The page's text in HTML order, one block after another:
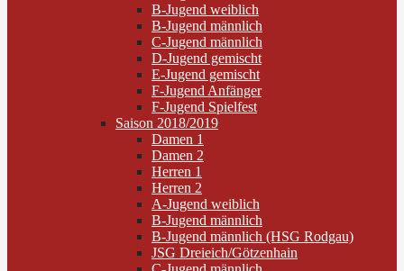
B-Jugend weiblich
B-Jugend männlich
C-Jugend männlich
D-Jugend gemischt
E-Jugend gemischt
F-Jugend Anfänger
F-Jugend Spielfest
Saison 2018/2019
Damen 1
Damen 2
Herren 1
Herren 2
A-Jugend weiblich
B-Jugend männlich
B-Jugend männlich (HSG Rodgau)
JSG Dreieich/Götzenhain